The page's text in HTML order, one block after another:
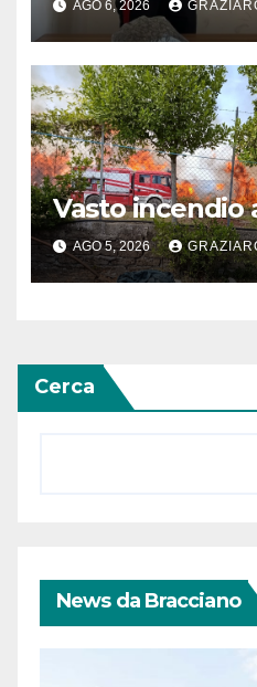
AGO 6, 2026
Vasto incendio
AGO 5, 2026
Cerca
News da Bracciano